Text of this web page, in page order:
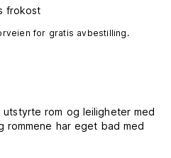
frokost‎
for gratis avbestilling.
rom og leiligheter med
rommene har eget bad med